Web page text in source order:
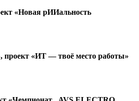
«Новая рИИальность
проект «ИТ — твоё место работы»